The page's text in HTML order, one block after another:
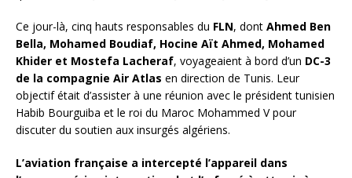
Ce jour-là, cinq hauts responsables du FLN, dont Ahmed Ben
Bella, Mohamed Boudiaf, Hocine Aït Ahmed, Mohamed
Khider et Mostefa Lacheraf, voyageaient à bord d’un DC-3
de la compagnie Air Atlas en direction de Tunis. Leur
objectif était d’assister à une réunion avec le président tunisien
Habib Bourguiba et le roi du Maroc Mohammed V pour
discuter du soutien aux insurgés algériens.
L’aviation française a intercepté l’appareil dans